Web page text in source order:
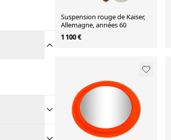
Suspension rouge de Kaiser,
Allemagne, années 60
1 100 €